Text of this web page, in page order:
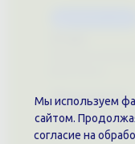
Документы
Политика
Публичная
Мы используем
сайтом.
согласие на